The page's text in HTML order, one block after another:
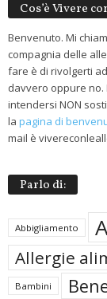
Cos’è Vivere
Benvenuto. Mi
compagnia delle
fare è di rivolgerti
davvero oppure
intendersi NON
la pagina di
mail è
Parlo di:
Abbigliamento
Allergie
Bambini